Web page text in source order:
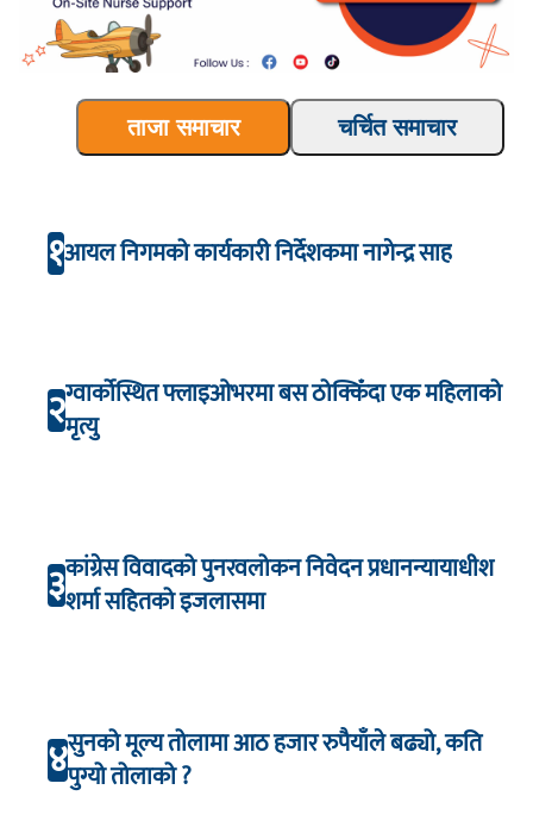
ताजा समाचार चर्चित समाचार
१आयल निगमको कार्यकारी निर्देशकमा नागेन्द्र साह
२ग्वार्कोस्थित फ्लाइओभरमा बस ठोक्किँदा एक महिलाको
मृत्यु
३कांग्रेस विवादको पुनरवलोकन निवेदन प्रधानन्यायाधीश
शर्मा सहितको इजलासमा
४सुनको मूल्य तोलामा आठ हजार रुपैयाँले बढ्यो, कति
पुग्यो तोलाको ?